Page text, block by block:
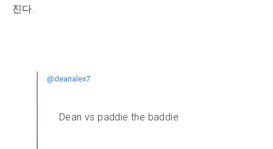
진다.
@deanalex7
Dean vs paddie the baddie